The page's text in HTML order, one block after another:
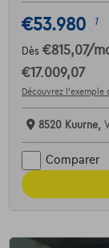
€53.980 1
Dès €815,07/
€17.009,07
Découvrez
8520 Kuurne,
Comparer